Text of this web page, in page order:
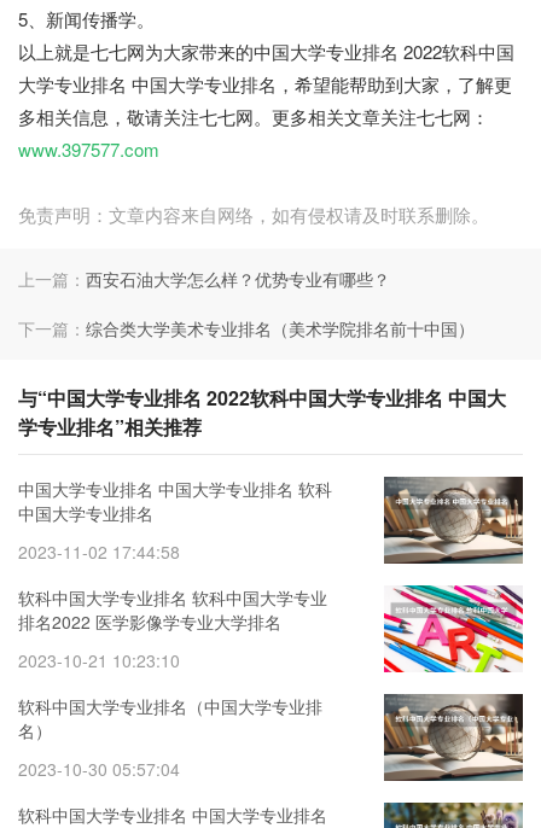
5、新闻传播学。
以上就是七七网为大家带来的中国大学专业排名 2022软科中国
大学专业排名 中国大学专业排名，希望能帮助到大家，了解更
多相关信息，敬请关注七七网。更多相关文章关注七七网：
www.397577.com
免责声明：文章内容来自网络，如有侵权请及时联系删除。
上一篇： 西安石油大学怎么样？优势专业有哪些？
下一篇： 综合类大学美术专业排名（美术学院排名前十中国）
与“中国大学专业排名 2022软科中国大学专业排名 中国大
学专业排名”相关推荐
中国大学专业排名 中国大学专业排名 软科
中国大学专业排名
2023-11-02 17:44:58
软科中国大学专业排名 软科中国大学专业
排名2022 医学影像学专业大学排名
2023-10-21 10:23:10
软科中国大学专业排名（中国大学专业排
名）
2023-10-30 05:57:04
软科中国大学专业排名 中国大学专业排名